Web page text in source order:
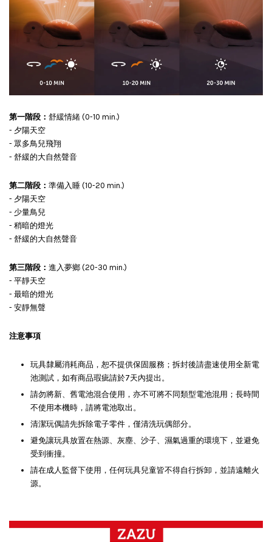
第一階段： 舒緩情緒 (0-10 min.)
- 夕陽天空
- 眾多鳥兒飛翔
- 舒緩的大自然聲音
第二階段： 準備入睡 (10-20 min.)
- 夕陽天空
- 少量鳥兒
- 稍暗的燈光
- 舒緩的大自然聲音
第三階段： 進入夢鄉 (20-30 min.)
- 平靜天空
- 最暗的燈光
- 安靜無聲
注意事項
玩具隸屬消耗商品，恕不提供保固服務；拆封後請盡速使用全新電
池測試，如有商品瑕疵請於7天內提出。
請勿將新、舊電池混合使用，亦不可將不同類型電池混用；長時間
不使用本機時，請將電池取出。
清潔玩偶請先拆除電子零件，僅清洗玩偶部分。
避免讓玩具放置在熱源、灰塵、沙子、濕氣過重的環境下，並避免
受到衝撞。
請在成人監督下使用，任何玩具兒童皆不得自行拆卸，並請遠離火
源。